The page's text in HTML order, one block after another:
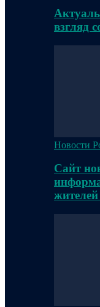
взгляд
Новости
Сайт